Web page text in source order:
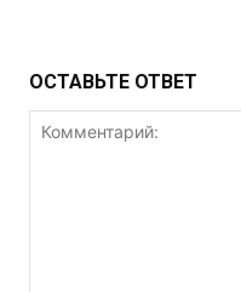
ОСТАВЬТЕ ОТВЕТ